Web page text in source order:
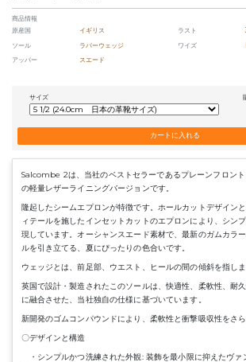
商品情報
原産国
イギリス ラスト
ソール
ラバーウェッジ ワイズ
アッパー
スエード
サイズ
Salcombe 2は、当社のベストセラーであるプレーンフロン
の軽量レザーライニングバージョンです。
隆起したシームエプロンが特徴です。ホールカットデザイン
ィテールを施したインセットカットのエプロンにより、シン
現しています。オーシャンスエード素材で、最新のガムカラ
ルを引き立てる、夏にぴったりの色合いです。
ウェッジとは、前足部、ウエスト、ヒールの間の傾斜を指しま
英国で設計・製造されたこのソールは、快適性、柔軟性、耐
に融合させた、当社独自の仕様に基づいています。
新開発のゴムコンパウンドにより、柔軟性と衝撃吸収性をさら
〇デザインと構造
・シンプルかつ洗練された外観: 装飾を最小限に抑えたヴァ